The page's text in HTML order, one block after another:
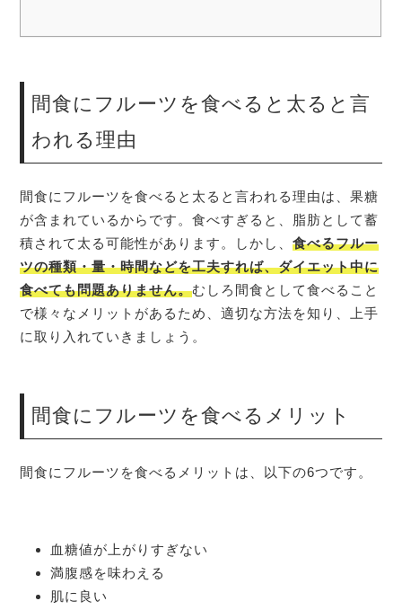
間食にフルーツを食べると太ると言
われる理由
間食にフルーツを食べると太ると言われる理由は、果糖
が含まれているからです。食べすぎると、脂肪として蓄
積されて太る可能性があります。しかし、食べるフルー
ツの種類・量・時間などを工夫すれば、ダイエット中に
食べても問題ありません。むしろ間食として食べること
で様々なメリットがあるため、適切な方法を知り、上手
に取り入れていきましょう。
間食にフルーツを食べるメリット
間食にフルーツを食べるメリットは、以下の6つです。
血糖値が上がりすぎない
満腹感を味わえる
肌に良い